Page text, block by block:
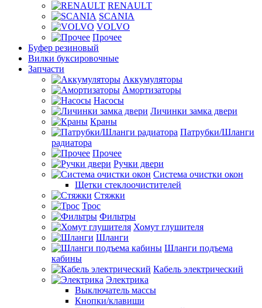
RENAULT
SCANIA
VOLVO
Прочее
Буфер резиновый
Вилки буксировочные
Запчасти
Аккумуляторы
Амортизаторы
Насосы
Личинки замка двери
Краны
Патрубки/Шланги
радиатора
Прочее
Ручки двери
Система очистки окон
Щетки стеклоочистителей
Стяжки
Трос
Фильтры
Хомут глушителя
Шланги
Шланги подъема
кабины
Кабель электрический
Электрика
Выключатель массы
Кнопки/клавиши